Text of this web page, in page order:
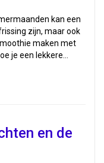
kan een
zijn, maar ook
maken met
je een lekkere…
en de